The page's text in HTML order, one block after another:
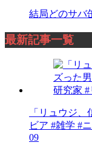
結局どのサバ
最新記事一覧
「リュウジ
ビア #雑学 #
09